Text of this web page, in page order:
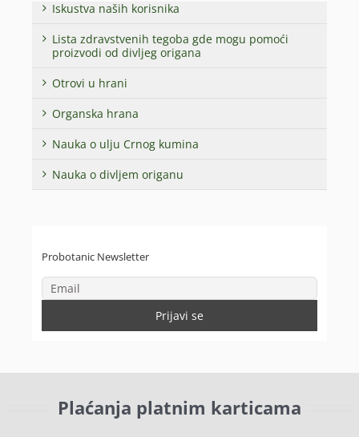
Iskustva naših korisnika
Lista zdravstvenih tegoba gde mogu pomoći
proizvodi od divljeg origana
Otrovi u hrani
Organska hrana
Nauka o ulju Crnog kumina
Nauka o divljem origanu
Probotanic Newsletter
Plaćanja platnim karticama